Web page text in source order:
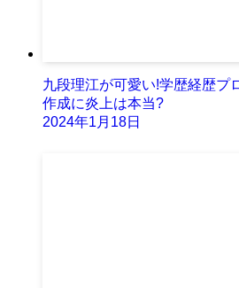
九段理江が可愛い!学歴経歴プ
作成に炎上は本当?
2024年1月18日